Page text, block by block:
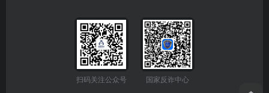
扫码关注公众号 国家反诈中心